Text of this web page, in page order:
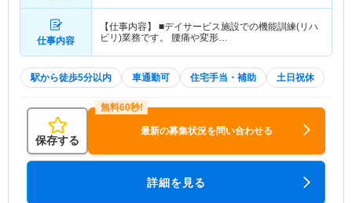
仕事内容
【仕事内容】 ■デイサービス施設での機能訓練(リハ
ビリ)業務です。 腰痛や変形…
駅から徒歩5分以内 車通勤可 住宅手当・補助 土日祝休
保存する
最新の募集状況を問い合わせる
詳細を見る